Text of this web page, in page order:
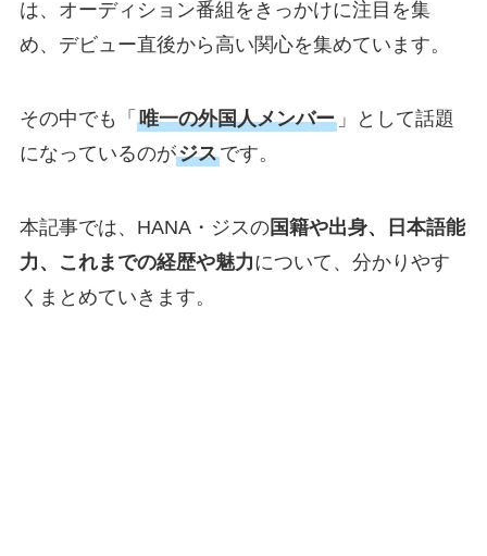
は、オーディション番組をきっかけに注目を集
め、デビュー直後から高い関心を集めています。
その中でも「 唯一の外国人メンバー」として話題
になっているのがジスです。
本記事では、HANA・ジスの国籍や出身、日本語能
力、これまでの経歴や魅力について、分かりやす
くまとめていきます。